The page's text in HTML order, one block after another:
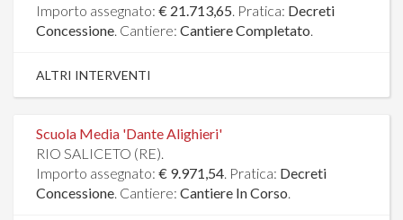
Importo assegnato: € 21.713,65. Pratica: Decreti
Concessione. Cantiere: Cantiere Completato.
ALTRI INTERVENTI
Scuola Media 'Dante Alighieri'
RIO SALICETO (RE).
Importo assegnato: € 9.971,54. Pratica: Decreti
Concessione. Cantiere: Cantiere In Corso.